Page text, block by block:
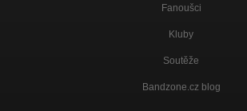
Fanoušci
Kluby
Soutěže
Bandzone.cz blog